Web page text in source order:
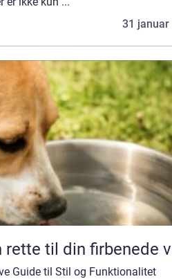
31 januar
til din firbenede
Guide til Stil og Funktionalitet